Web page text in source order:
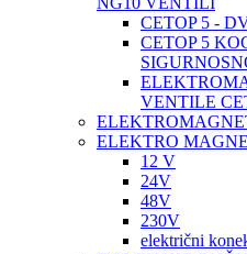
CETOP 5 -
CETOP 5
VENTILE
ELEKTRO
12 V
24V
48V
230V
električni